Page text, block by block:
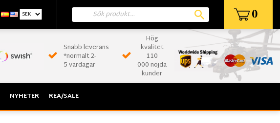
0
Snabb leverans
*normalt 2-
5 vardagar
Hög
kvalitet
110
000 nöjda
kunder
NYHETER REA/SALE